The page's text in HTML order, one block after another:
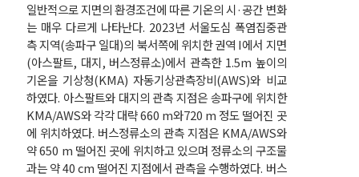
일반적으로 지면의 환경조건에 따른 기온의 시·공간 변화
는 매우 다르게 나타난다. 2023년 서울도심 폭염집중관
측 지역(송파구 일대)의 북서쪽에 위치한 권역 I에서 지면
(아스팔트, 대지, 버스정류소)에서 관측한 1.5m 높이의
기온을 기상청(KMA) 자동기상관측장비(AWS)와 비교
하였다. 아스팔트와 대지의 관측 지점은 송파구에 위치한
KMA/AWS와 각각 대략 660 m와720 m 정도 떨어진 곳
에 위치하였다. 버스정류소의 관측 지점은 KMA/AWS와
약 650 m 떨어진 곳에 위치하고 있으며 정류소의 구조물
과는 약 40 cm 떨어진 지점에서 관측을 수행하였다. 버스